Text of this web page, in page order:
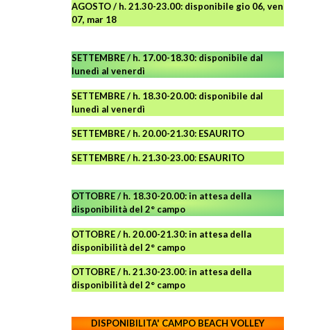
AGOSTO/ h. 21.30-23.00: disponibile gio 06, ven
07, mar 18
SETTEMBRE / h. 17.00-18.30: disponibile dal
lunedì al venerdì
SETTEMBRE / h. 18.30-20.00: disponibile dal
lunedì al venerdì
SETTEMBRE / h. 20.00-21.30: ESAURITO
SETTEMBRE / h. 21.30-23.00: ESAURITO
OTTOBRE / h. 18.30-20.00:in attesa della
disponibilità del 2° campo
OTTOBRE / h. 20.00-21.30:in attesa della
disponibilità del 2° campo
OTTOBRE / h. 21.30-23.00:in attesa della
disponibilità del 2° campo
DISPONIBILITA' CAMPOBEACH VOLLEY